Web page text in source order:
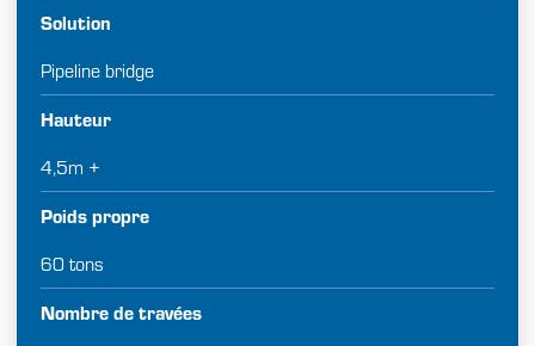
Solution
Pipeline bridge
Hauteur
4,5m +
Poids propre
60 tons
Nombre de travées